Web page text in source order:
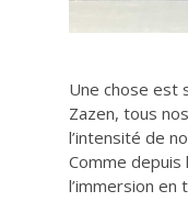
Une chose est
Zazen, tous
l’intensité de
Comme
l’immersion